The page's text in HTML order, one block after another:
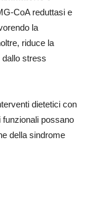
CoA reduttasi e
la
riduce la
dallo stress
dietetici con
possano
della sindrome